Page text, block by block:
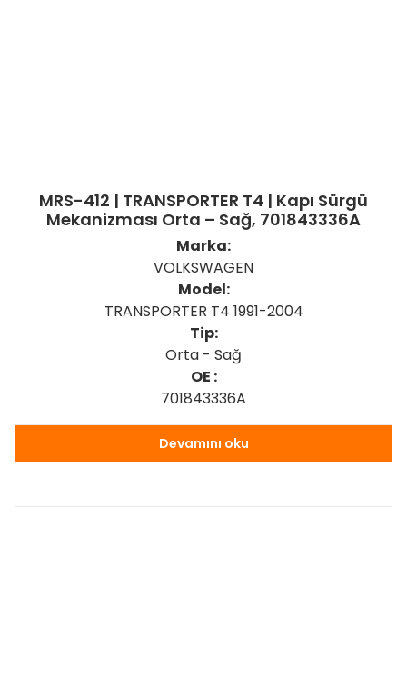
MRS-412 | TRANSPORTER T4 | Kapı Sürgü
Mekanizması Orta – Sağ, 701843336A
Marka:
VOLKSWAGEN
Model:
TRANSPORTER T4 1991-2004
Tip:
Orta - Sağ
OE :
701843336A
Devamını oku